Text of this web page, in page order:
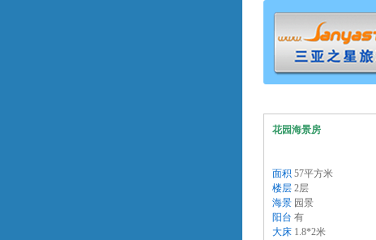
花园海景房
面积 57平方米
楼层 2层
海景 园景
阳台 有
大床 1.8*2米